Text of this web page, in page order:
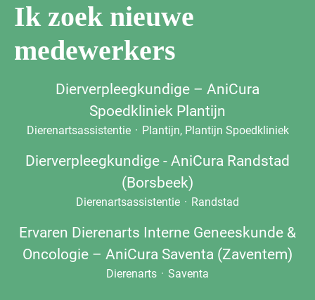
Ik zoek nieuwe
medewerkers
Dierverpleegkundige – AniCura
Spoedkliniek Plantijn
Dierenartsassistentie · Plantijn, Plantijn Spoedkliniek
Dierverpleegkundige - AniCura Randstad
(Borsbeek)
Dierenartsassistentie · Randstad
Ervaren Dierenarts Interne Geneeskunde &
Oncologie – AniCura Saventa (Zaventem)
Dierenarts · Saventa